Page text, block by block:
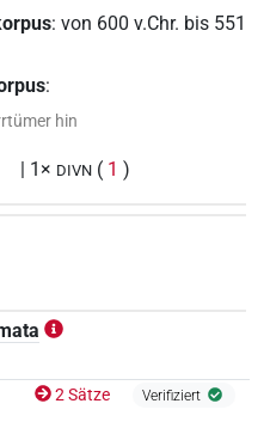
: von 600 v.Chr. bis 551
:
hin
| 1× DIVN ( 1 )
2 Sätze Verifiziert